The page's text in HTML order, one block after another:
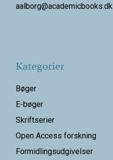
aalborg@academicbooks.dk
Kategorier
Bøger
E-bøger
Skriftserier
Open Access forskning
Formidlingsudgivelser